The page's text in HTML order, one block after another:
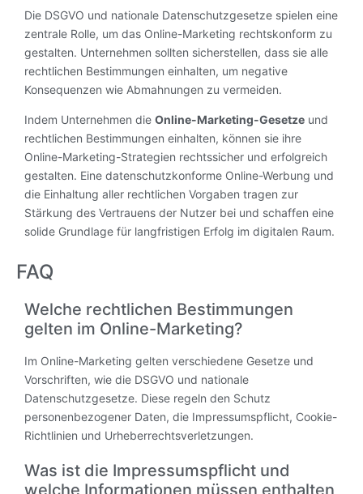
Die DSGVO und nationale Datenschutzgesetze spielen eine
zentrale Rolle, um das Online-Marketing rechtskonform zu
gestalten. Unternehmen sollten sicherstellen, dass sie alle
rechtlichen Bestimmungen einhalten, um negative
Konsequenzen wie Abmahnungen zu vermeiden.
Indem Unternehmen die Online-Marketing-Gesetze und
rechtlichen Bestimmungen einhalten, können sie ihre
Online-Marketing-Strategien rechtssicher und erfolgreich
gestalten. Eine datenschutzkonforme Online-Werbung und
die Einhaltung aller rechtlichen Vorgaben tragen zur
Stärkung des Vertrauens der Nutzer bei und schaffen eine
solide Grundlage für langfristigen Erfolg im digitalen Raum.
FAQ
Welche rechtlichen Bestimmungen
gelten im Online-Marketing?
Im Online-Marketing gelten verschiedene Gesetze und
Vorschriften, wie die DSGVO und nationale
Datenschutzgesetze. Diese regeln den Schutz
personenbezogener Daten, die Impressumspflicht, Cookie-
Richtlinien und Urheberrechtsverletzungen.
Was ist die Impressumspflicht und
welche Informationen müssen enthalten